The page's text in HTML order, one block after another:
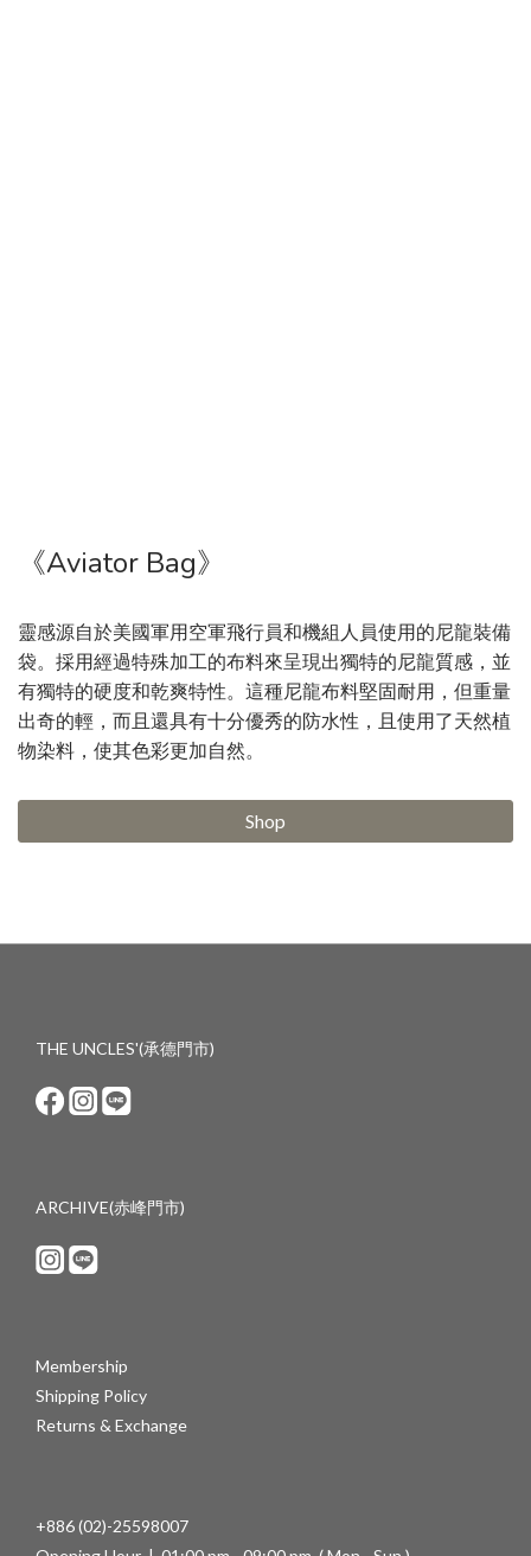
《Aviator Bag》
靈感源自於美國軍用空軍飛行員和機組人員使用的尼龍裝備
袋。採用經過特殊加工的布料來呈現出獨特的尼龍質感，並
有獨特的硬度和乾爽特性。這種尼龍布料堅固耐用，但重量
出奇的輕，而且還具有十分優秀的防水性，且使用了天然植
物染料，使其色彩更加自然。
Shop
THE UNCLES'(承德門市)
ARCHIVE(赤峰門市)
Membership
Shipping Policy
Returns & Exchange
+886 (02)-25598007